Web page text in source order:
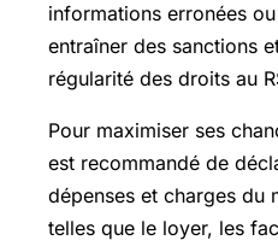
informations erronées
entraîner des sanctions
régularité des droits au
Pour maximiser ses
est recommandé de
dépenses et charges du
telles que le loyer, les